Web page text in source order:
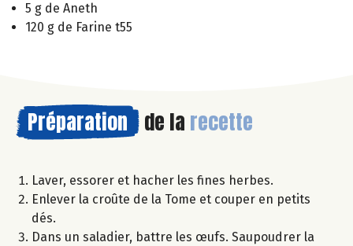
5 g de Aneth
120 g de Farine t55
Préparation de la recette
Laver, essorer et hacher les fines herbes.
Enlever la croûte de la Tome et couper en petits
dés.
Dans un saladier, battre les œufs. Saupoudrer la